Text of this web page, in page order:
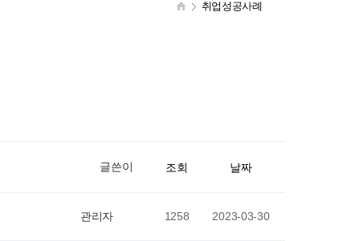
취업성공사례
글쓴이 조회 날짜
관리자 1258 2023-03-30